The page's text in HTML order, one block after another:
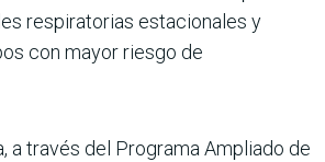
respiratorias estacionales y
con mayor riesgo de
a través del Programa Ampliado de